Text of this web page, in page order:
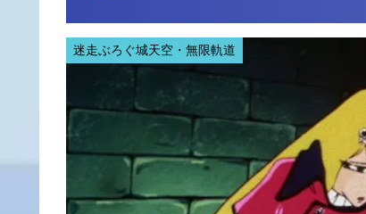
迷走ぶろぐ城天空・無限軌道